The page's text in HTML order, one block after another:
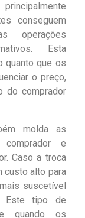
conseguem
operações
Esta
quanto que os
o preço,
do comprador
molda as
e
Caso a troca
custo alto para
suscetível
Este tipo de
quando os